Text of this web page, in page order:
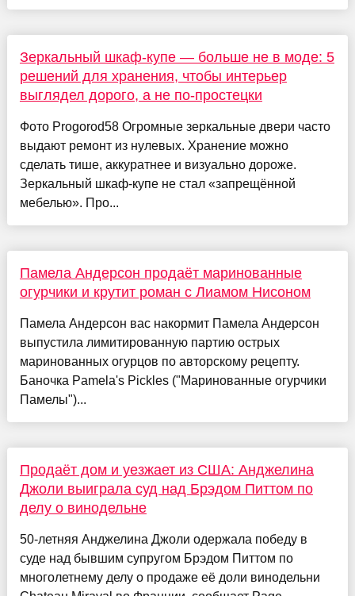
Зеркальный шкаф-купе — больше не в моде: 5
решений для хранения, чтобы интерьер
выглядел дорого, а не по-простецки
Фото Progorod58 Огромные зеркальные двери часто
выдают ремонт из нулевых. Хранение можно
сделать тише, аккуратнее и визуально дороже.
Зеркальный шкаф-купе не стал «запрещённой
мебелью». Про...
Памела Андерсон продаёт маринованные
огурчики и крутит роман с Лиамом Нисоном
Памела Андерсон вас накормит Памела Андерсон
выпустила лимитированную партию острых
маринованных огурцов по авторскому рецепту.
Баночка Pamela's Pickles ("Маринованные огурчики
Памелы")...
Продаёт дом и уезжает из США: Анджелина
Джоли выиграла суд над Брэдом Питтом по
делу о винодельне
50-летняя Анджелина Джоли одержала победу в
суде над бывшим супругом Брэдом Питтом по
многолетнему делу о продаже её доли винодельни